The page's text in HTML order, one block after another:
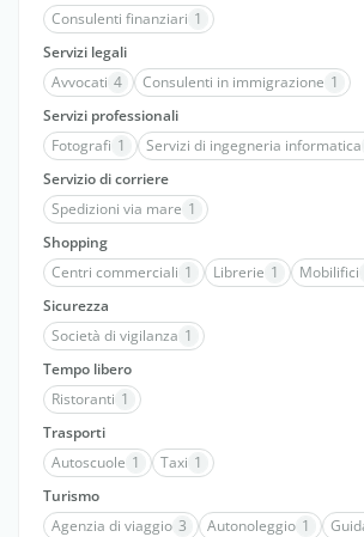
Consulenti finanziari 1
Servizi legali
Avvocati 4 Consulenti in immigrazione 1
Servizi professionali
Fotografi 1 Servizi di ingegneria informatica
Servizio di corriere
Spedizioni via mare 1
Shopping
Centri commerciali 1 Librerie 1 Mobilifici
Sicurezza
Società di vigilanza 1
Tempo libero
Ristoranti 1
Trasporti
Autoscuole 1 Taxi 1
Turismo
Agenzia di viaggio 3 Autonoleggio 1